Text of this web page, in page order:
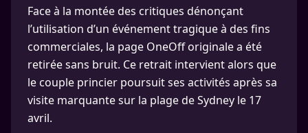
Face à la montée des critiques dénonçant
l’utilisation d’un événement tragique à des fins
commerciales, la page OneOff originale a été
retirée sans bruit. Ce retrait intervient alors que
le couple princier poursuit ses activités après sa
visite marquante sur la plage de Sydney le 17
avril.